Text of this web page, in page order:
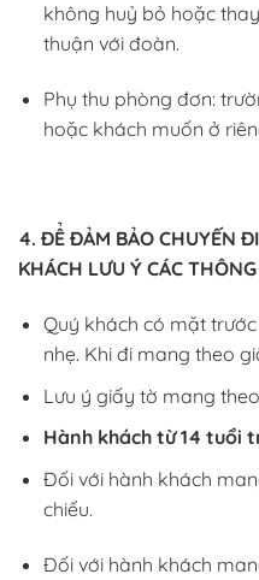
không huỷ bỏ hoặc
thuận với đoàn.
Phụ thu phòng đơn:
hoặc khách muốn ở
4. ĐỂ ĐẢM BẢO CHUYẾN
KHÁCH LƯU Ý CÁC
Quý khách có mặt
nhẹ. Khi đi mang theo
Lưu ý giấy tờ mang
Hành khách từ 14 tuổi
Đối với hành khách
chiếu.
Đối với hành khách